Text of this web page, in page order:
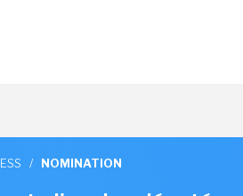
/ NOMINATION